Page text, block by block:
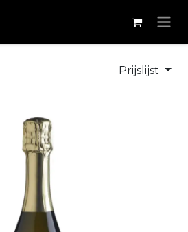
Prijslijst